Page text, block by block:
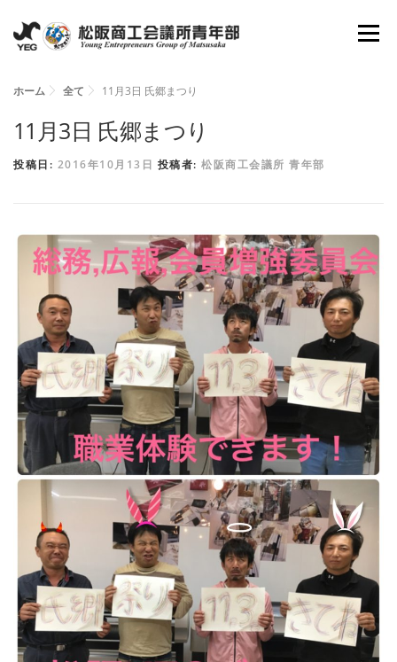
メニュ
ホーム YEGとは 会長所信
理事抱負 委員会 活動報告 資料倉庫
お問い合わせ 新入会員募集
ホーム 全て 11月3日 氏郷まつり
11月3日 氏郷まつり
投稿日: 2016年10月13日 投稿者: 松阪商工会議所 青年部